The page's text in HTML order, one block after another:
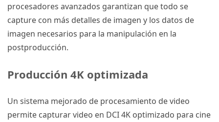
procesadores avanzados garantizan que todo se
capture con más detalles de imagen y los datos de
imagen necesarios para la manipulación en la
postproducción.
Producción 4K optimizada
Un sistema mejorado de procesamiento de video
permite capturar video en DCI 4K optimizado para cine